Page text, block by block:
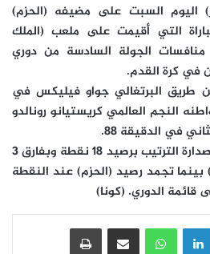
اليوم السبت على مضيفه (الحزم)
التي أقيمت على ملعب (الملك
الجولة السادسة من دوري
في كرة القدم.
طريق البرتغالي جواو فيليكس في
مواطنه النجم العالمي كريستيانو رونالدو
في الدقيقة 88.
وبهذا الفوز يواصل (النصر) صدارة الترتيب برصيد 18 نقطة وبفارق 3
تجمد رصيد (الحزم) عند النقطة
لينكدإنواتساب مشاركة عبر البريد طباعة